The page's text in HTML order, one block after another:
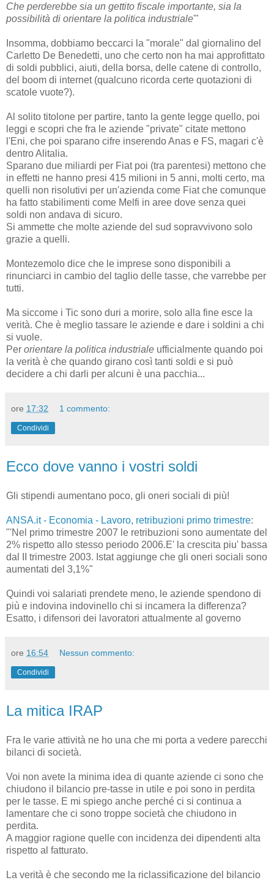
Che perderebbe sia un gettito fiscale importante, sia la
possibilità di orientare la politica industriale'"
Insomma, dobbiamo beccarci la "morale" dal giornalino del
Carletto De Benedetti, uno che certo non ha mai approfittato
di soldi pubblici, aiuti, della borsa, delle catene di controllo,
del boom di internet (qualcuno ricorda certe quotazioni di
scatole vuote?).
Al solito titolone per partire, tanto la gente legge quello, poi
leggi e scopri che fra le aziende "private" citate mettono
l'Eni, che poi sparano cifre inserendo Anas e FS, magari c'è
dentro Alitalia.
Sparano due miliardi per Fiat poi (tra parentesi) mettono che
in effetti ne hanno presi 415 milioni in 5 anni, molti certo, ma
quelli non risolutivi per un'azienda come Fiat che comunque
ha fatto stabilimenti come Melfi in aree dove senza quei
soldi non andava di sicuro.
Si ammette che molte aziende del sud sopravvivono solo
grazie a quelli.
Montezemolo dice che le imprese sono disponibili a
rinunciarci in cambio del taglio delle tasse, che varrebbe per
tutti.
Ma siccome i Tic sono duri a morire, solo alla fine esce la
verità. Che è meglio tassare le aziende e dare i soldini a chi
si vuole.
Per orientare la politica industriale ufficialmente quando poi
la verità è che quando girano così tanti soldi e si può
decidere a chi darli per alcuni è una pacchia...
ore 17:32 1 commento:
Condividi
Ecco dove vanno i vostri soldi
Gli stipendi aumentano poco, gli oneri sociali di più!
ANSA.it - Economia - Lavoro, retribuzioni primo trimestre:
"'Nel primo trimestre 2007 le retribuzioni sono aumentate del
2% rispetto allo stesso periodo 2006.E' la crescita piu' bassa
dal II trimestre 2003. Istat aggiunge che gli oneri sociali sono
aumentati del 3,1%"
Quindi voi salariati prendete meno, le aziende spendono di
più e indovina indovinello chi si incamera la differenza?
Esatto, i difensori dei lavoratori attualmente al governo
ore 16:54 Nessun commento:
Condividi
La mitica IRAP
Fra le varie attività ne ho una che mi porta a vedere parecchi
bilanci di società.
Voi non avete la minima idea di quante aziende ci sono che
chiudono il bilancio pre-tasse in utile e poi sono in perdita
per le tasse. E mi spiego anche perché ci si continua a
lamentare che ci sono troppe società che chiudono in
perdita.
A maggior ragione quelle con incidenza dei dipendenti alta
rispetto al fatturato.
La verità è che secondo me la riclassificazione del bilancio